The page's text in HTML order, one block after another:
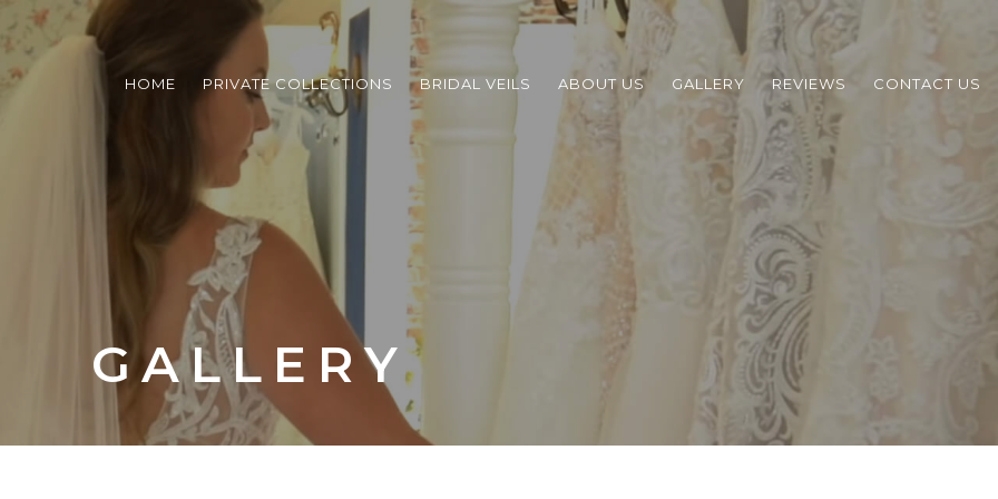
HOME PRIVATE COLLECTIONS BRIDAL VEILS ABOUT US GALLERY REVIEWS CONTACT US
GALLERY